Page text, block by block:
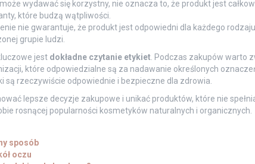
wydawać się korzystny, nie oznacza to, że produkt jest
które budzą wątpliwości.
nie gwarantuje, że produkt jest odpowiedni dla każdego
grupie ludzi.
jest dokładne czytanie etykiet. Podczas zakupów warto
które odpowiedzialne są za nadawanie określonych
rzeczywiście odpowiednie i bezpieczne dla zdrowia.
lepsze decyzje zakupowe i unikać produktów, które nie
rosnącej popularności kosmetyków naturalnych i organicznych.
sposób
oczu